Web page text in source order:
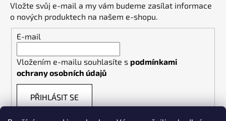
Vložte svůj e-mail a my vám budeme zasílat informace
o nových produktech na našem e-shopu.
E-mail
Vložením e-mailu souhlasíte s podmínkami
ochrany osobních údajů
PŘIHLÁSIT SE